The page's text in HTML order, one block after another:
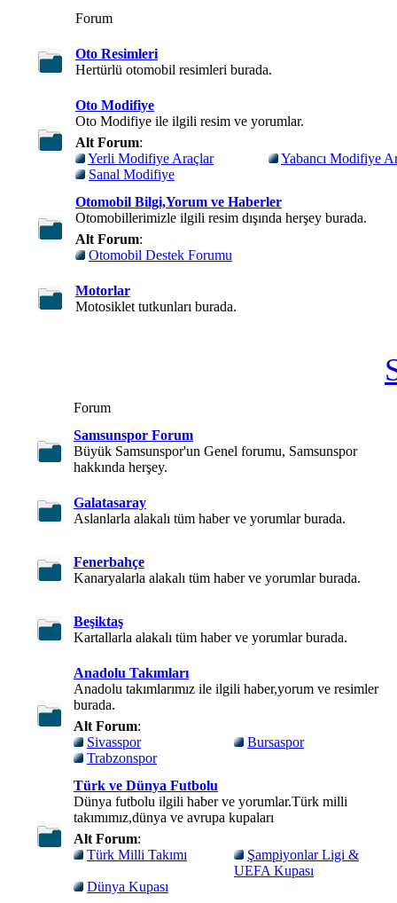
Forum
Oto Resimleri
Hertürlü otomobil resimleri burada.
Oto Modifiye
Oto Modifiye ile ilgili resim ve yorumlar.
Alt Forum:
Yerli Modifiye Araçlar
Yabancı Modifiye
Sanal Modifiye
Otomobil Bilgi,Yorum ve Haberler
Otomobillerimizle ilgili resim dışında herşey burada.
Alt Forum:
Otomobil Destek Forumu
Motorlar
Motosiklet tutkunları burada.
Forum
Samsunspor Forum
Büyük Samsunspor'un Genel forumu, Samsunspor
hakkında herşey.
Galatasaray
Aslanlarla alakalı tüm haber ve yorumlar burada.
Fenerbahçe
Kanaryalarla alakalı tüm haber ve yorumlar burada.
Beşiktaş
Kartallarla alakalı tüm haber ve yorumlar burada.
Anadolu Takımları
Anadolu takımlarımız ile ilgili haber,yorum ve resimler
burada.
Alt Forum:
Sivasspor
Bursaspor
Trabzonspor
Türk ve Dünya Futbolu
Dünya futbolu ilgili haber ve yorumlar.Türk milli
takımımız,dünya ve avrupa kupaları
Alt Forum:
Türk Milli Takımı
Şampiyonlar Ligi &
UEFA Kupası
Dünya Kupası